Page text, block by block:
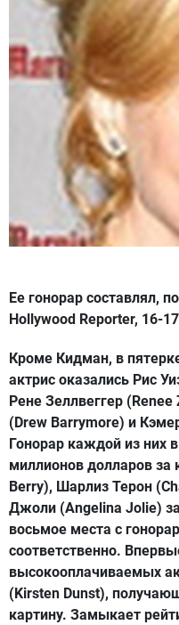
Ее гонорар составлял,
Hollywood Reporter, 16-
Кроме Кидман, в
актрис оказались Рис
Рене Зеллвеггер
(Drew Barrymore) и
Гонорар каждой из них
миллионов долларов за
Berry), Шарлиз Терон
Джоли (Angelina Jolie)
восьмое места с
соответственно.
высокооплачиваемых
(Kirsten Dunst),
картину. Замыкает